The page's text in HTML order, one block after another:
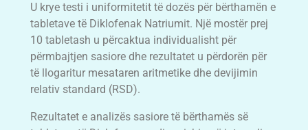
U krye testi i uniformitetit të dozës për bërthamën e
tabletave të Diklofenak Natriumit. Një mostër prej
10 tabletash u përcaktua individualisht për
përmbajtjen sasiore dhe rezultatet u përdorën për
të llogaritur mesataren aritmetike dhe devijimin
relativ standard (RSD).
Rezultatet e analizës sasiore të bërthamës së